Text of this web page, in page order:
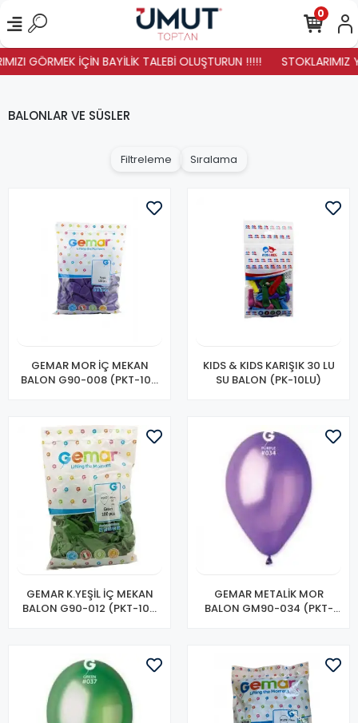
GÖRMEK İÇİN BAYİLİK TALEBİ OLUŞTURUN !!!!! STOKLARIMIZ
0
BALONLAR VE SÜSLER
Filtreleme Sıralama
GEMAR MOR İÇ MEKAN
BALON G90-008 (PKT-100
KIDS & KIDS KARIŞIK 30 LU
SU BALON (PK-10LU)
GEMAR K.YEŞİL İÇ MEKAN
BALON G90-012 (PKT-100
GEMAR METALİK MOR
BALON GM90-034 (PKT-